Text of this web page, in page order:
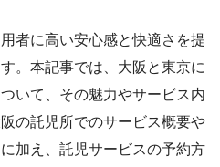
者に高い安心感と快適さを提
。本記事では、大阪と東京に
いて、その魅力やサービス内
の託児所でのサービス概要や
加え、託児サービスの予約方